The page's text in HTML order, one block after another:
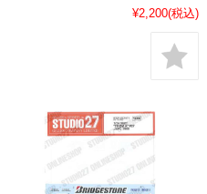
¥2,200(税込)